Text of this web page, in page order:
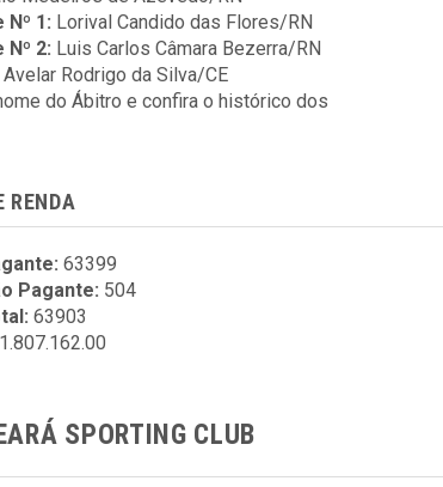
1: Lorival Candido das Flores/RN
2: Luis Carlos Câmara Bezerra/RN
Avelar Rodrigo da Silva/CE
do Ábitro e confira o histórico dos
RENDA
63399
Pagante: 504
63903
SPORTING CLUB